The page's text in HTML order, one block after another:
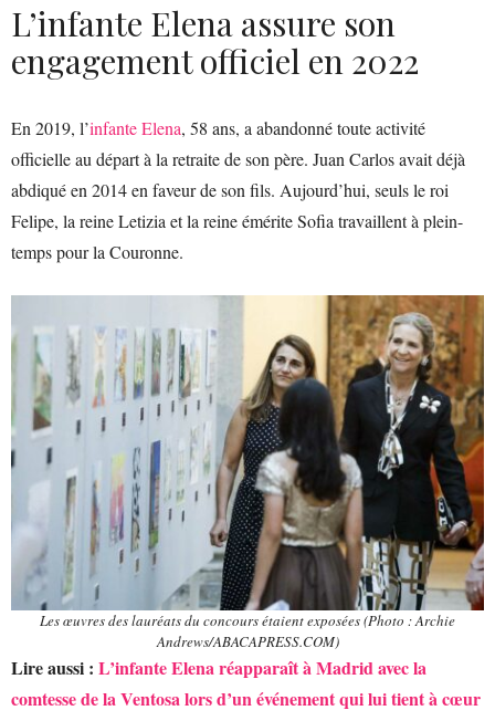
L’infante Elena assure son
engagement officiel en 2022
En 2019, l’infante Elena, 58 ans, a abandonné toute activité
officielle au départ à la retraite de son père. Juan Carlos avait déjà
abdiqué en 2014 en faveur de son fils. Aujourd’hui, seuls le roi
Felipe, la reine Letizia et la reine émérite Sofia travaillent à plein-
temps pour la Couronne.
Les œuvres des lauréats du concours étaient exposées (Photo : Archie
Andrews/ABACAPRESS.COM)
Lire aussi : L’infante Elena réapparaît à Madrid avec la
comtesse de la Ventosa lors d’un événement qui lui tient à cœur